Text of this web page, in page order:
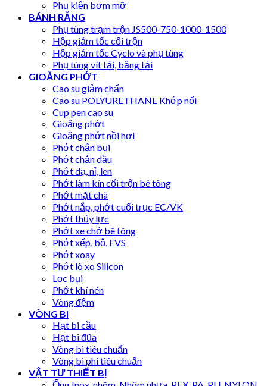
Phụ kiện bơm mỡ
BÁNH RĂNG
Phụ tùng trạm trộn JS500-750-1000-1500
Hộp giảm tốc cối trộn
Hộp giảm tốc Cyclo và phụ tùng
Phụ tùng vít tải, băng tải
GIOĂNG PHỚT
Cao su giảm chấn
Cao su POLYURETHANE Khớp nối
Cup pen cao su
Gioăng phớt
Gioăng phớt nồi hơi
Phớt chắn bụi
Phớt chắn dầu
Phớt dạ, nỉ, len
Phớt làm kín cối trộn bê tông
Phớt mặt chà
Phớt nắp, phớt cuối trục EC/VK
Phớt thủy lực
Phớt xe chở bê tông
Phớt xếp, bộ, EVS
Phớt xoay
Phớt lò xo Silicon
Lọc bụi
Phớt khí nén
Vòng đệm
VÒNG BI
Hạt bi cầu
Hạt bi đũa
Vòng bi tiêu chuẩn
Vòng bi phi tiêu chuẩn
VẬT TƯ THIẾT BỊ